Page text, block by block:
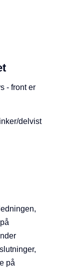
- front er
delvist
på